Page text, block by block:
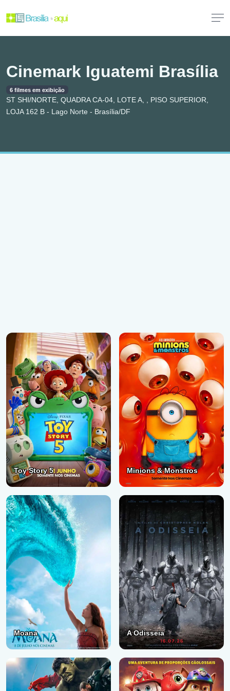
Cinemark Iguatemi Brasília
6 filmes em exibição
ST SHI/NORTE, QUADRA CA-04, LOTE A, , PISO SUPERIOR,
LOJA 162 B - Lago Norte - Brasília/DF
Toy Story 5 Minions & Monstros
Moana A Odisseia